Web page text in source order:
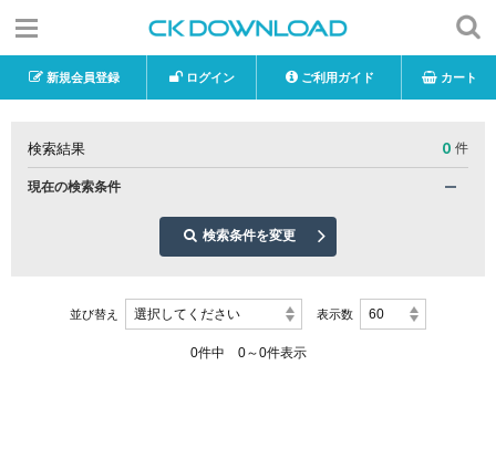
新規会員登録 ログイン ご利用ガイド カート
検索結果 0 件
現在の検索条件
検索条件を変更
並び替え 選択してください 表示数 60
0件中 0～0件表示